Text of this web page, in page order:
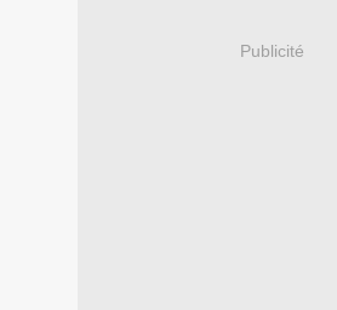
Publicité